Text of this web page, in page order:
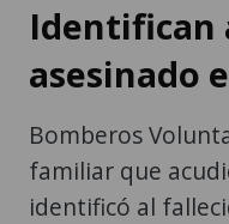
Identifican
asesinado
Bomberos
familiar que
identificó al